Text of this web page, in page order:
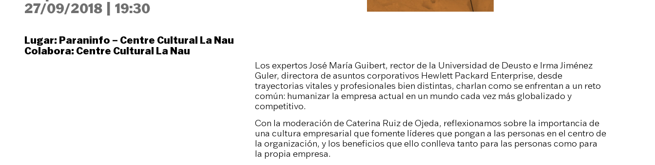
27/09/2018
19:30
Lugar: Paraninfo – Centre Cultural La Nau
Colabora: Centre Cultural La Nau
Los expertos José María Guibert, rector de la Universidad de Deusto e Irma Jiménez
Guler, directora de asuntos corporativos Hewlett Packard Enterprise, desde
trayectorias vitales y profesionales bien distintas, charlan como se enfrentan a un reto
común: humanizar la empresa actual en un mundo cada vez más globalizado y
competitivo.
Con la moderación de Caterina Ruiz de Ojeda, reflexionamos sobre la importancia de
una cultura empresarial que fomente líderes que pongan a las personas en el centro de
la organización, y los beneficios que ello conlleva tanto para las personas como para
la propia empresa.